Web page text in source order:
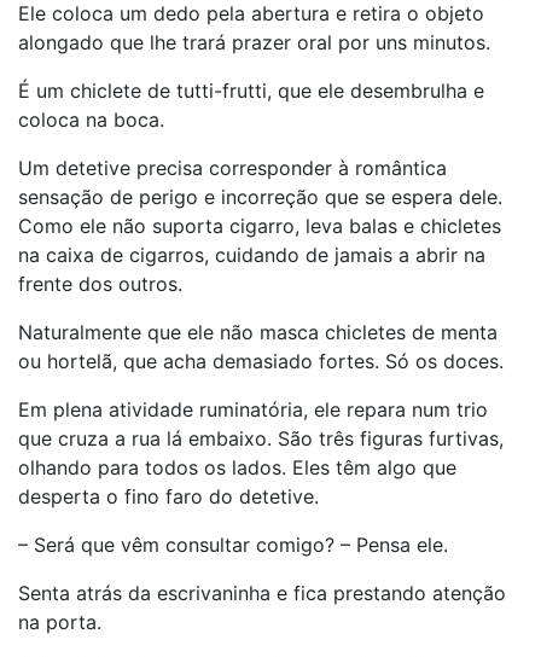
Ele coloca um dedo pela abertura e retira o objeto
alongado que lhe trará prazer oral por uns minutos.
É um chiclete de tutti-frutti, que ele desembrulha e
coloca na boca.
Um detetive precisa corresponder à romântica
sensação de perigo e incorreção que se espera dele.
Como ele não suporta cigarro, leva balas e chicletes
na caixa de cigarros, cuidando de jamais a abrir na
frente dos outros.
Naturalmente que ele não masca chicletes de menta
ou hortelã, que acha demasiado fortes. Só os doces.
Em plena atividade ruminatória, ele repara num trio
que cruza a rua lá embaixo. São três figuras furtivas,
olhando para todos os lados. Eles têm algo que
desperta o fino faro do detetive.
– Será que vêm consultar comigo? – Pensa ele.
Senta atrás da escrivaninha e fica prestando atenção
na porta.